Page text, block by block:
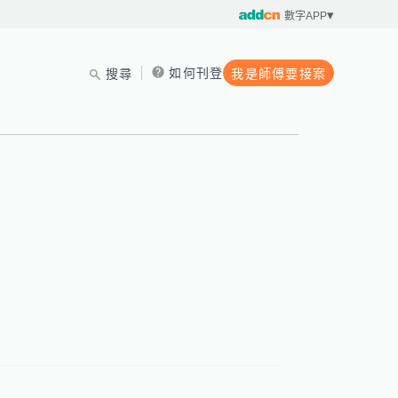
數字APP
搜尋 如何刊登 我是師傅要接案